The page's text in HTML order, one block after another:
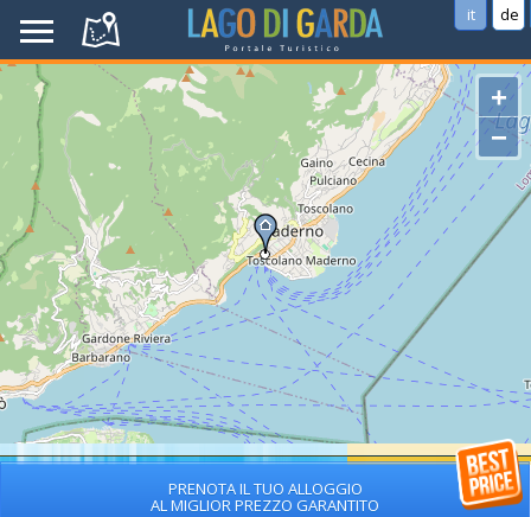
it de
+
−
PRENOTA IL TUO ALLOGGIO
AL MIGLIOR PREZZO GARANTITO